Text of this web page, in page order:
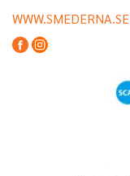
WWW.SMEDERNA.SE